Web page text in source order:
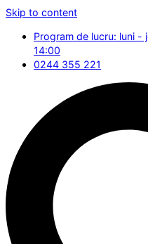
Skip to content
Program de lucru: luni
14:00
0244 355 221